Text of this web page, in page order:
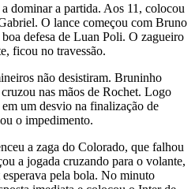
dominar a partida. Aos 11, colocou
O lance começou com Bruno
defesa de Luan Poli. O zagueiro
ficou no travessão.
não desistiram. Bruninho
nas mãos de Rochet. Logo
um desvio na finalização de
o impedimento.
a zaga do Colorado, que falhou
a jogada cruzando para o volante,
pela bola. No minuto